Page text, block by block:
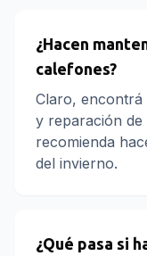
¿Hacen
calefones?
Claro, encontrá
y reparación de
recomienda
del invierno.
¿Qué pasa si